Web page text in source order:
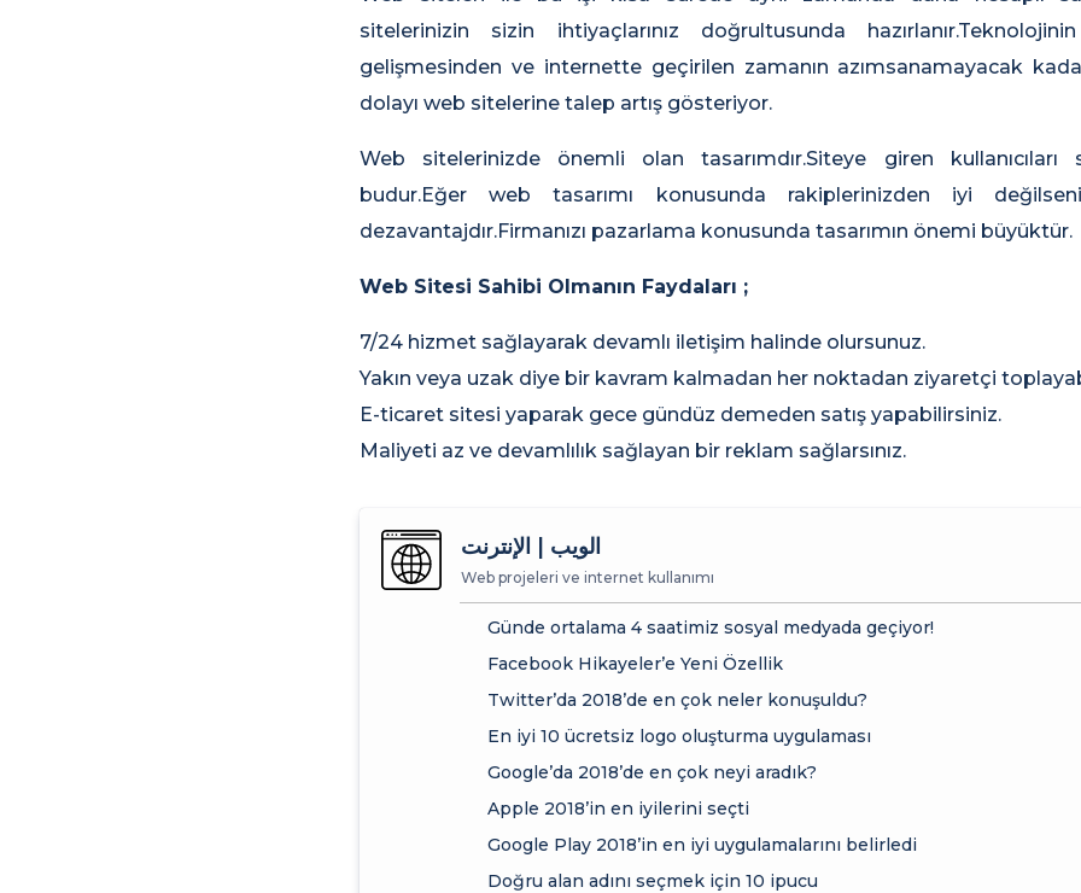
sitelerinizin sizin ihtiyaçlarınız doğrultusunda
gelişmesinden ve internette geçirilen zamanın azımsanamayacak
dolayı web sitelerine talep artış gösteriyor.
Web sitelerinizde önemli olan tasarımdır.Siteye giren
budur.Eğer web tasarımı konusunda rakiplerinizden iyi
dezavantajdır.Firmanızı pazarlama konusunda tasarımın önemi büyüktür.
Web Sitesi Sahibi Olmanın Faydaları ;
7/24 hizmet sağlayarak devamlı iletişim halinde olursunuz.
Yakın veya uzak diye bir kavram kalmadan her noktadan ziyaretçi
E-ticaret sitesi yaparak gece gündüz demeden satış yapabilirsiniz.
Maliyeti az ve devamlılık sağlayan bir reklam sağlarsınız.
الويب | الإنترنت
Web projeleri ve internet kullanımı
Günde ortalama 4 saatimiz sosyal medyada geçiyor!
Facebook Hikayeler’e Yeni Özellik
Twitter’da 2018’de en çok neler konuşuldu?
En iyi 10 ücretsiz logo oluşturma uygulaması
Google’da 2018’de en çok neyi aradık?
Apple 2018’in en iyilerini seçti
Google Play 2018’in en iyi uygulamalarını belirledi
Doğru alan adını seçmek için 10 ipucu